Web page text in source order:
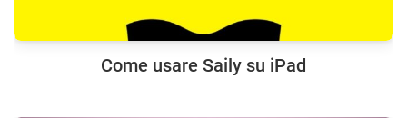
Come usare Saily su iPad